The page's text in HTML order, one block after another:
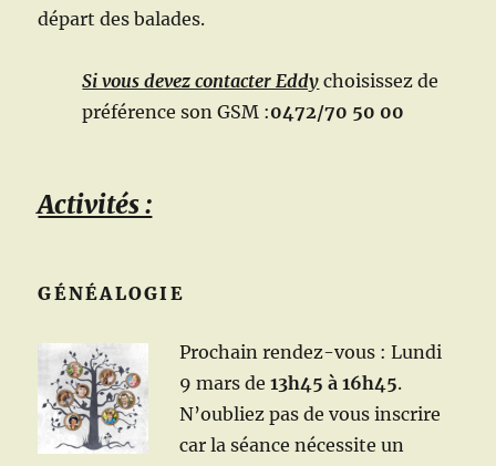
départ des balades.
Si vous devez contacter Eddy choisissez de
préférence son GSM :0472/70 50 00
Activités :
GÉNÉALOGIE
Prochain rendez-vous : Lundi
9 mars de13h45 à 16h45.
N’oubliez pas de vous inscrire
car la séance nécessite un